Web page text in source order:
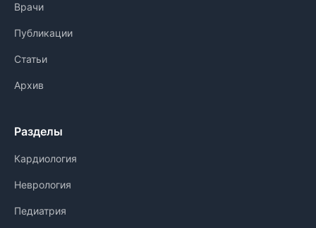
Врачи
Публикации
Статьи
Архив
Разделы
Кардиология
Неврология
Педиатрия